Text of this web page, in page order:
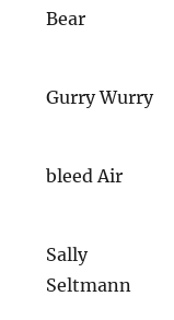
Bear
Gurry Wurry
bleed Air
Sally
Seltmann